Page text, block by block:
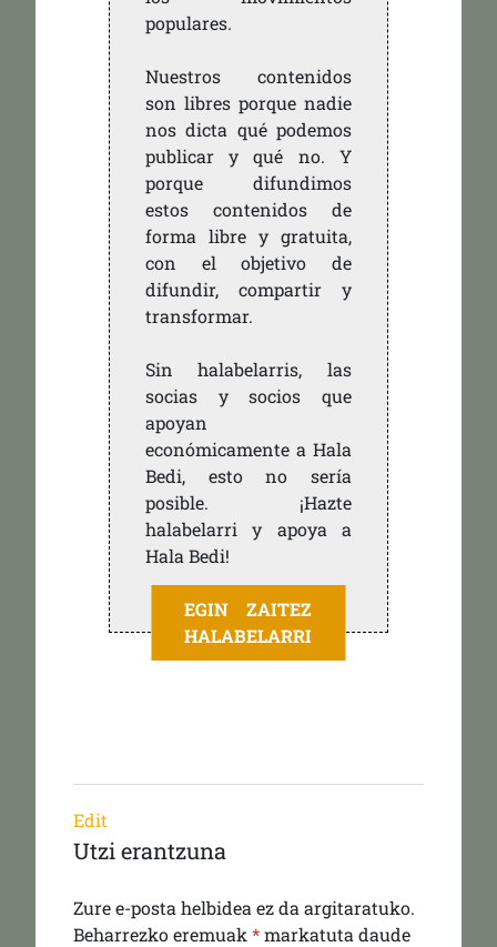
populares.
Nuestros contenidos
son libres porque nadie
nos dicta qué podemos
publicar y qué no. Y
porque difundimos
estos contenidos de
forma libre y gratuita,
con el objetivo de
difundir, compartir y
transformar.
Sin halabelarris, las
socias y socios que
apoyan
económicamente a Hala
Bedi, esto no sería
posible. ¡Hazte
halabelarri y apoya a
Hala Bedi!
EGIN ZAITEZ
HALABELARRI
Edit
Utzi erantzuna
Zure e-posta helbidea ez da argitaratuko.
Beharrezko eremuak *markatuta daude